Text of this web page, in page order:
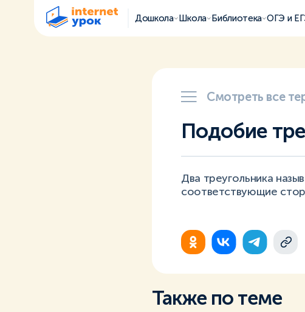
Дошкола Школа Библиотека ОГЭ и
Смотреть все
Подобие
Два треугольника
соответствующие
Также по теме